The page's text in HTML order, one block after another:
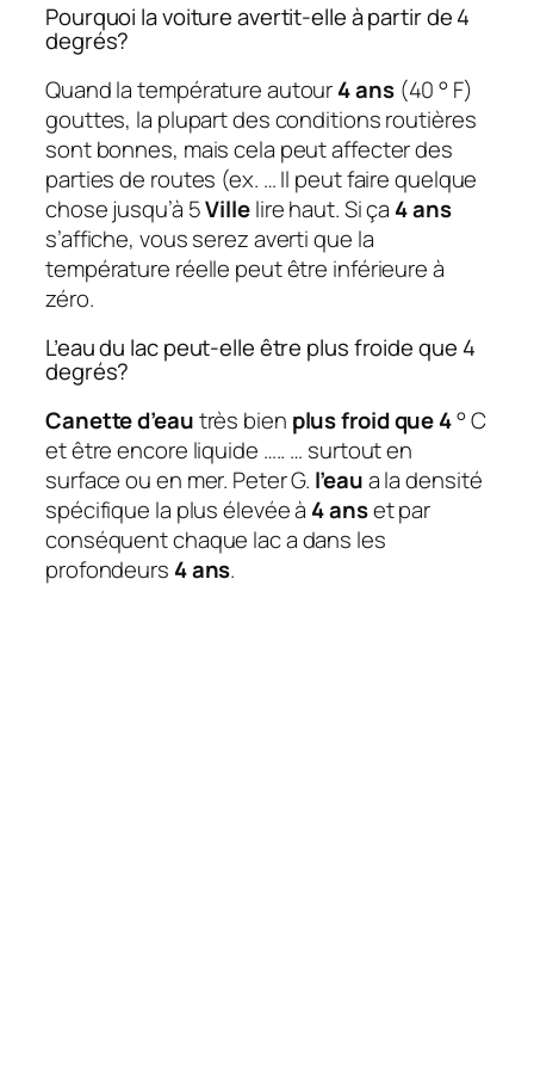
Pourquoi la voiture avertit-elle à partir de 4
degrés?
Quand la température autour4 ans(40 ° F)
gouttes, la plupart des conditions routières
sont bonnes, mais cela peut affecter des
parties de routes (ex. … Il peut faire quelque
chose jusqu’à 5Villelire haut. Si ça 4 ans
s’affiche, vous serez averti que la
température réelle peut être inférieure à
zéro.
L’eau du lac peut-elle être plus froide que 4
degrés?
Canette d’eautrès bien plus froid que 4° C
et être encore liquide ….. … surtout en
surface ou en mer. Peter G. l’eaua la densité
spécifique la plus élevée à 4 anset par
conséquent chaque lac a dans les
profondeurs 4 ans.